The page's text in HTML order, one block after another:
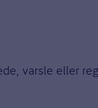
varsle eller